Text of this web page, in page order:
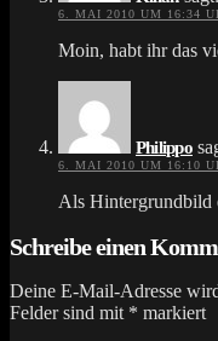
6. MAI 2010 UM 16:34
Moin, habt ihr das
Philippo
6. MAI 2010 UM 16:10
Als Hintergrundbild
Schreibe einen
Deine E-Mail-Adresse
Felder sind mit * markiert